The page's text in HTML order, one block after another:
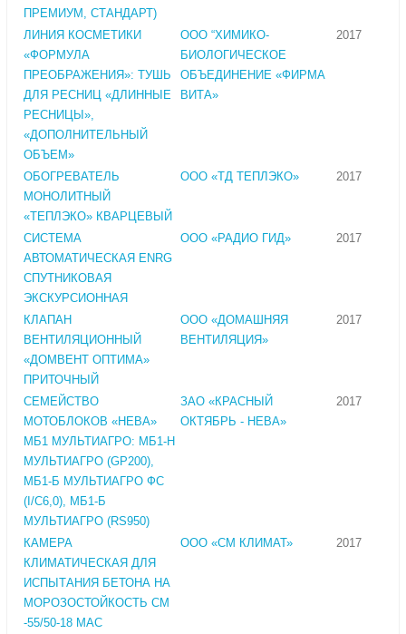
ПРЕМИУМ, СТАНДАРТ)
ЛИНИЯ КОСМЕТИКИ
«ФОРМУЛА
ПРЕОБРАЖЕНИЯ»: ТУШЬ
ДЛЯ РЕСНИЦ «ДЛИННЫЕ
РЕСНИЦЫ»,
«ДОПОЛНИТЕЛЬНЫЙ
ОБЪЕМ»
ООО “ХИМИКО-
БИОЛОГИЧЕСКОЕ
ОБЪЕДИНЕНИЕ «ФИРМА
ВИТА»
2017
ОБОГРЕВАТЕЛЬ
МОНОЛИТНЫЙ
«ТЕПЛЭКО» КВАРЦЕВЫЙ
ООО «ТД ТЕПЛЭКО» 2017
СИСТЕМА
АВТОМАТИЧЕСКАЯ ЕNRG
СПУТНИКОВАЯ
ЭКСКУРСИОННАЯ
ООО «РАДИО ГИД» 2017
КЛАПАН
ВЕНТИЛЯЦИОННЫЙ
«ДОМВЕНТ ОПТИМА»
ПРИТОЧНЫЙ
ООО «ДОМАШНЯЯ
ВЕНТИЛЯЦИЯ»
2017
СЕМЕЙСТВО
МОТОБЛОКОВ «НЕВА»
МБ1 МУЛЬТИАГРО: МБ1-Н
МУЛЬТИАГРО (GP200),
МБ1-Б МУЛЬТИАГРО ФС
(I/C6,0), МБ1-Б
МУЛЬТИАГРО (RS950)
ЗАО «КРАСНЫЙ
ОКТЯБРЬ - НЕВА»
2017
КАМЕРА
КЛИМАТИЧЕСКАЯ ДЛЯ
ИСПЫТАНИЯ БЕТОНА НА
МОРОЗОСТОЙКОСТЬ СМ
-55/50-18 МАС
ООО «СМ КЛИМАТ» 2017